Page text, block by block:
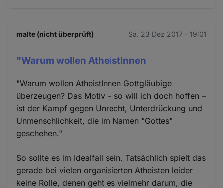
malte (nicht überprüft) Sa. 23 Dez 2017 - 19:01
"Warum wollen AtheistInnen
"Warum wollen AtheistInnen Gottgläubige
überzeugen? Das Motiv – so will ich doch hoffen –
ist der Kampf gegen Unrecht, Unterdrückung und
Unmenschlichkeit, die im Namen "Gottes"
geschehen."
So sollte es im Idealfall sein. Tatsächlich spielt das
gerade bei vielen organisierten Atheisten leider
keine Rolle, denen geht es vielmehr darum, die